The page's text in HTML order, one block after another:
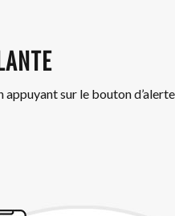
appuyant sur le bouton